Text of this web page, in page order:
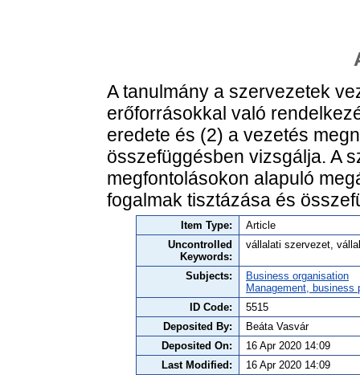
A tanulmány a szervezetek
erőforrásokkal való
eredete és (2) a vezetés
összefüggésben vizsgálja. A
megfontolásokon alapuló
fogalmak tisztázása és
Item Type:
Article
Uncontrolled
Keywords:
vállalati szervezet,
Subjects:
Business organisation
Management,
ID Code:
5515
Deposited By:
Beáta Vasvár
Deposited On:
16 Apr 2020 14:09
Last Modified:
16 Apr 2020 14:09